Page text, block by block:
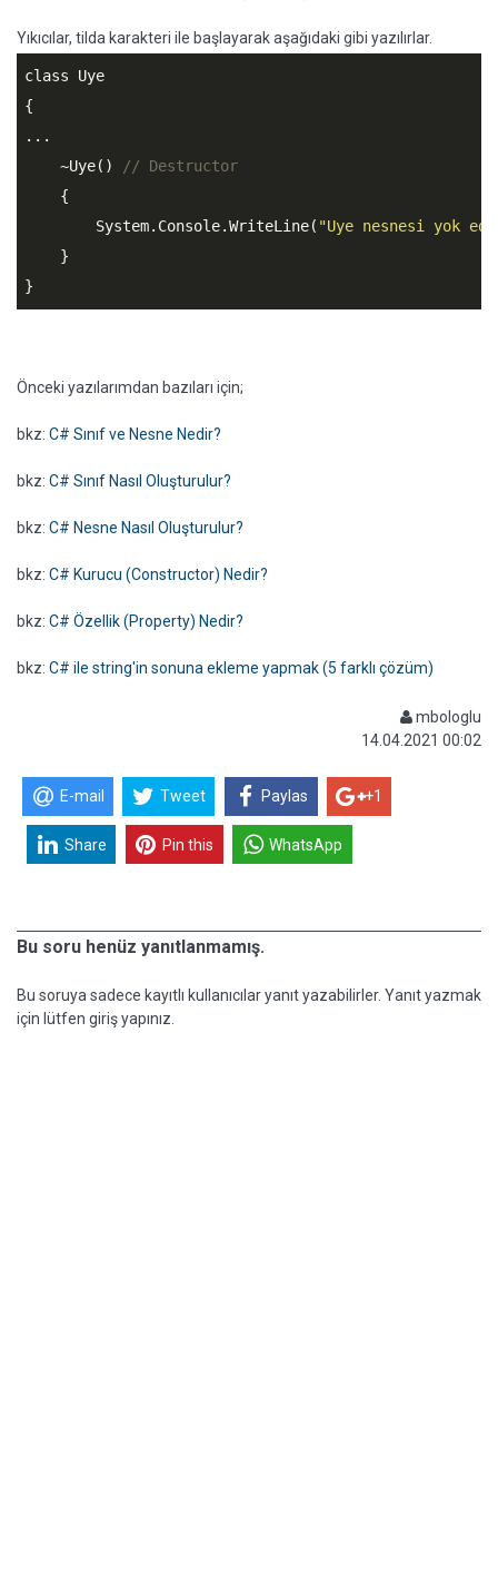
Yıkıcılar, tilda karakteri ile başlayarak aşağıdaki gibi yazılırlar.
class Uye
{
...
    ~Uye()
// Destructor
    {
        System.Console.WriteLine(
"Uye nesnesi yok
    }
}
Önceki yazılarımdan bazıları için;
bkz: C# Sınıf ve Nesne Nedir?
bkz: C# Sınıf Nasıl Oluşturulur?
bkz: C# Nesne Nasıl Oluşturulur?
bkz: C# Kurucu (Constructor) Nedir?
bkz: C# Özellik (Property) Nedir?
bkz: C# ile string'in sonuna ekleme yapmak (5 farklı çözüm)
mbologlu
14.04.2021 00:02
E-mail Tweet Paylas +1
Share Pin this WhatsApp
Bu soru henüz yanıtlanmamış.
Bu soruya sadece kayıtlı kullanıcılar yanıt yazabilirler. Yanıt yazmak
için lütfen giriş yapınız.